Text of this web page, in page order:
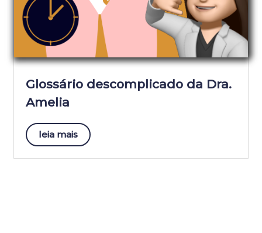
Glossário descomplicado da Dra.
Amelia
leia mais